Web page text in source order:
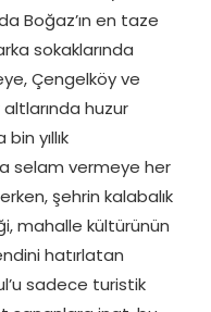
Boğaz’ın en taze
sokaklarında
Çengelköy ve
altlarında huzur
yıllık
selam vermeye her
şehrin kalabalık
mahalle kültürünün
hatırlatan
sadece turistik